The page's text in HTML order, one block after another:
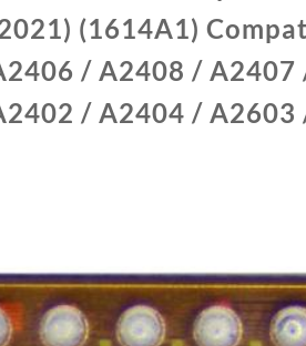
(1614A1)
/ A2408 /
/ A2404 / A2603